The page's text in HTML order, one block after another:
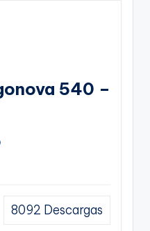
540 –
8092 Descargas